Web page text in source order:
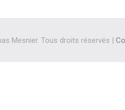
Mesnier. Tous droits réservés |